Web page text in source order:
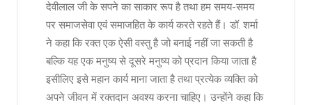
देवीलाल जी के सपने का साकार रूप है तथा हम समय-समय
पर समाजसेवा एवं समाजहित के कार्य करते रहते हैं। डॉ. शर्मा
ने कहा कि रक्त एक ऐसी वस्तु है जो बनाई नहीं जा सकती है
बल्कि यह एक मनुष्य से दूसरे मनुष्य को प्रदान किया जाता है
इसीलिए इसे महान कार्य माना जाता है तथा प्रत्येक व्यक्ति को
अपने जीवन में रक्तदान अवश्य करना चाहिए। उन्होंने कहा कि